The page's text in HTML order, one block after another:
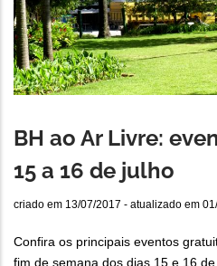
BH ao Ar Livre:
15 a 16 de julho
criado em 13/07/2017 - atualizado em
Confira os principais eventos
fim de semana dos dias 15 e 16